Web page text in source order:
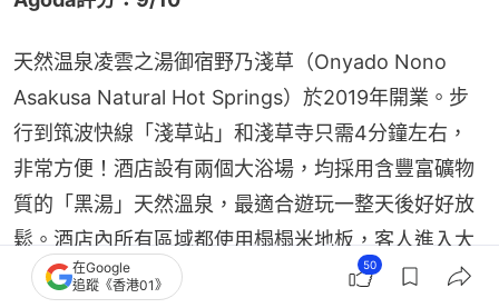
天然温泉凌雲之湯御宿野乃淺草（Onyado Nono
Asakusa Natural Hot Springs）於2019年開業。步
行到筑波快線「淺草站」和淺草寺只需4分鐘左右，
非常方便！酒店設有兩個大浴場，均採用含豐富礦物
質的「黑湯」天然溫泉，最適合遊玩一整天後好好放
鬆。酒店內所有區域都使用榻榻米地板，客人進入大
門後需要脫鞋。客房設計簡約，採用日式風格，更提
在Google
追蹤《香港01》
50